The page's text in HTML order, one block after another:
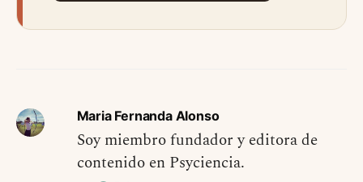
Maria Fernanda Alonso
Soy miembro fundador y editora de
contenido en Psyciencia.